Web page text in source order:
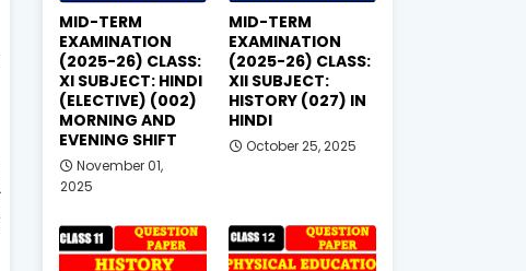
MID-TERM
EXAMINATION
(2025-26) CLASS:
XI SUBJECT: HINDI
(ELECTIVE) (002)
MORNING AND
EVENING SHIFT
November 01,
2025
MID-TERM
EXAMINATION
(2025-26) CLASS:
XII SUBJECT:
HISTORY (027) IN
HINDI
October 25, 2025